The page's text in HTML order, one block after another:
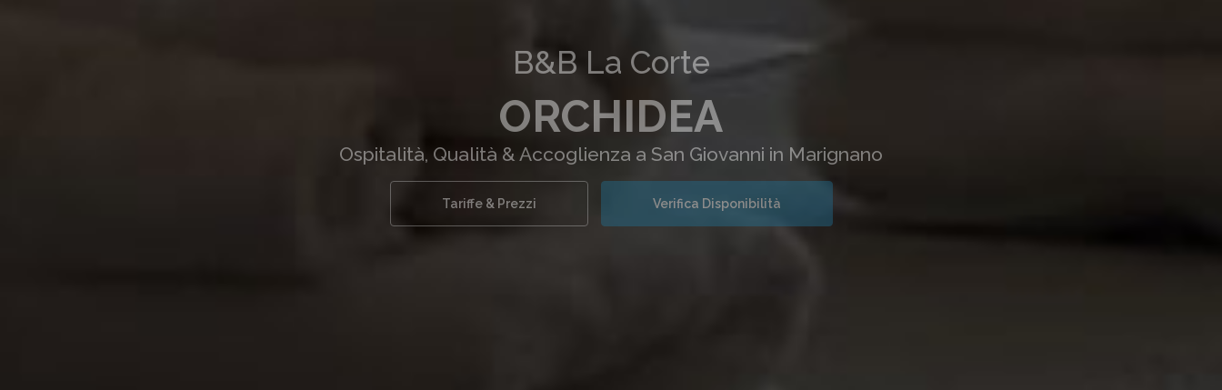
B&B La Corte
ORCHIDEA
Ospitalità, Qualità & Accoglienza a San Giovanni in Marignano
Tariffe & Prezzi Verifica Disponibilità